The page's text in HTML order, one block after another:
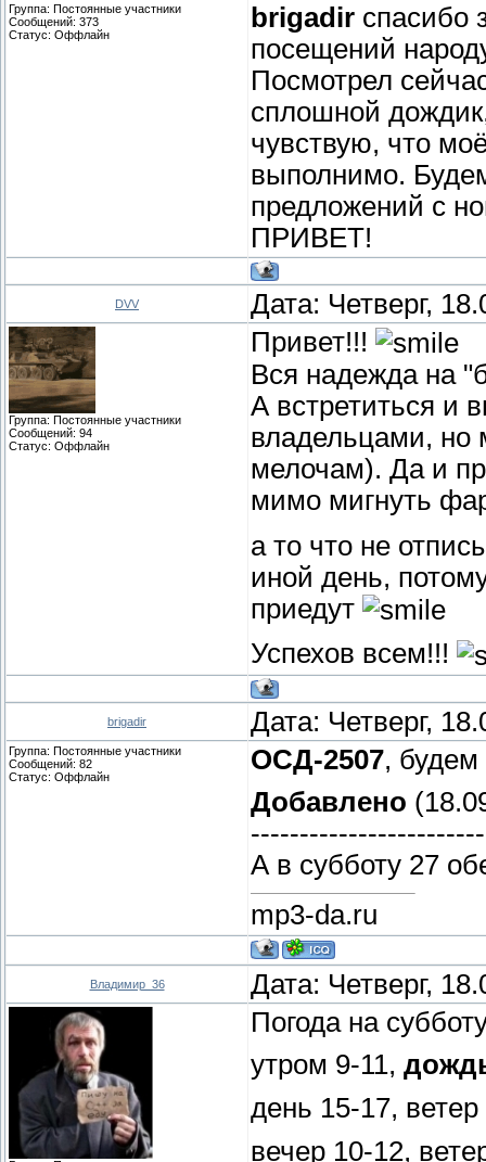
Группа: Постоянные участники
Сообщений: 373
Статус: Оффлайн
brigadir спасибо
посещений
Посмотрел
сплошной
чувствую, что
выполнимо.
предложений с
ПРИВЕТ!
DVV Дата: Четверг,
Группа: Постоянные участники
Сообщений: 94
Статус: Оффлайн
Привет!!!
Вся надежда на
А встретиться
владельцами, но
мелочам). Да и
мимо мигнуть
а то что не
иной день,
приедут
Успехов всем!!!
brigadir Дата: Четверг,
Группа: Постоянные участники
Сообщений: 82
Статус: Оффлайн
ОСД-2507, будем
Добавлено
А в субботу 27
mp3-da.ru
Владимир_36 Дата: Четверг,
Погода на
утром 9-11,
день 15-17,
вечер 10-12,